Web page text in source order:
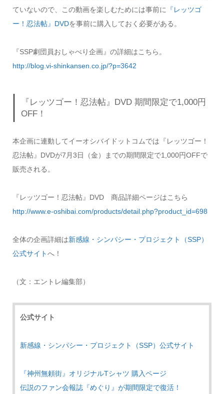
ていないので、この動画を楽しむためには事前に
『レッツゴ
ー！忍法帖』DVDを事前に購入しておく必要がある。
『SSP劇団員おしゃべり企画』の詳細はこちら。
http://blog.vi-shinkansen.co.jp/?p=3642
『レッツゴー！忍法帖』DVD 期間限定で1,000円
OFF！
本企画に連動してイーオシバイドットコムでは『レッツゴー！
忍法帖』DVDが7月3日（金）までの期間限定で1,000円OFFで
販売される。
『レッツゴー！忍法帖』DVD 商品詳細ページはこちら
http://www.e-oshibai.com/products/detail.php?product_id=698
全体の企画詳細は新感線・シンパシー・プロジェクト（SSP）
公式サイトへ！
（文：エントレ編集部）
公式サイト
新感線・シンパシー・プロジェクト（SSP）公式サイト
『神州無頼街』オリジナルTシャツ 購入ページ
伝説のファン会報誌『めぐり』が期間限定で復活！